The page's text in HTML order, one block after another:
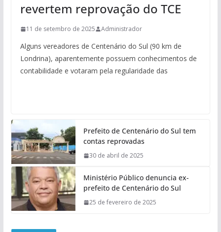
revertem reprovação do TCE
11 de setembro de 2025 Administrador
Alguns vereadores de Centenário do Sul (90 km de
Londrina), aparentemente possuem conhecimentos de
contabilidade e votaram pela regularidade das
Prefeito de Centenário do Sul tem
contas reprovadas
30 de abril de 2025
Ministério Público denuncia ex-
prefeito de Centenário do Sul
25 de fevereiro de 2025